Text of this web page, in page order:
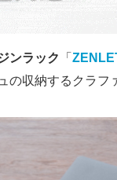
ンラック 「
の収納するクラフ